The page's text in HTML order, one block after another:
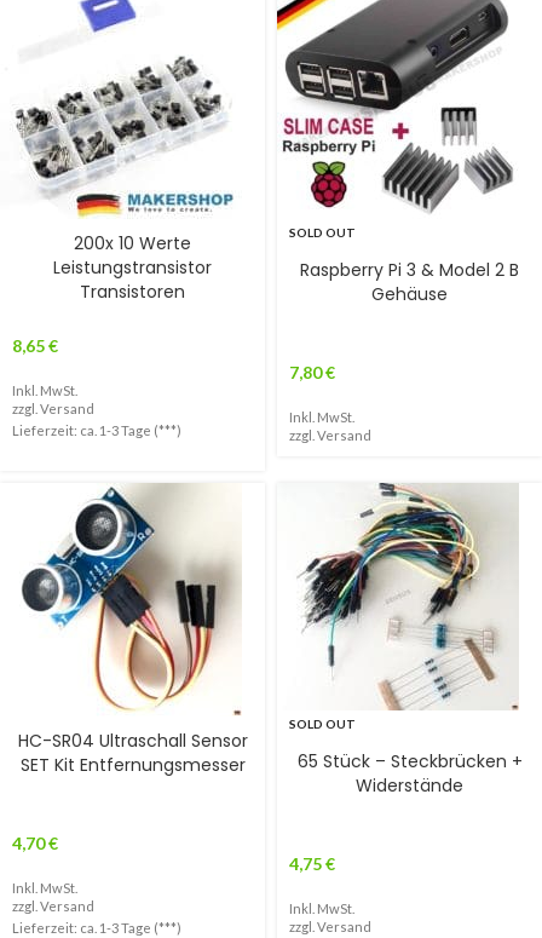
200x 10 Werte
Leistungstransistor
Transistoren
8,65€
Inkl. MwSt.
zzgl. Versand
Lieferzeit: ca. 1-3 Tage (***)
SOLD OUT
Raspberry Pi 3 & Model 2 B
Gehäuse
7,80€
Inkl. MwSt.
zzgl. Versand
HC-SR04 Ultraschall Sensor
SET Kit Entfernungsmesser
4,70€
Inkl. MwSt.
zzgl. Versand
Lieferzeit: ca. 1-3 Tage (***)
SOLD OUT
65 Stück – Steckbrücken +
Widerstände
4,75€
Inkl. MwSt.
zzgl. Versand